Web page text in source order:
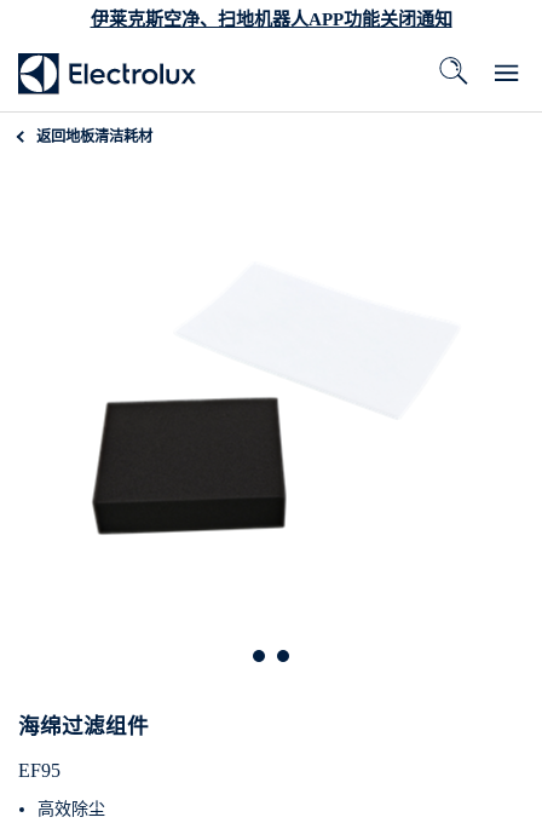
伊莱克斯空净、扫地机器人APP功能关闭通知
返回地板清洁耗材
海绵过滤组件
EF95
高效除尘